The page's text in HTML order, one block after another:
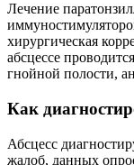
Лечение
хирургическая
абсцессе
гнойной полости,
Как
Абсцесс
жалоб, данных